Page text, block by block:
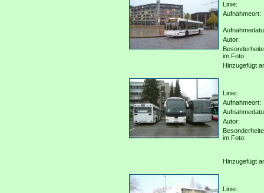
Linie:
Aufnahmeort:
Autor:
im Foto:
Hinzugefügt
Linie:
Aufnahmeort:
Autor:
im Foto:
Hinzugefügt
Linie: